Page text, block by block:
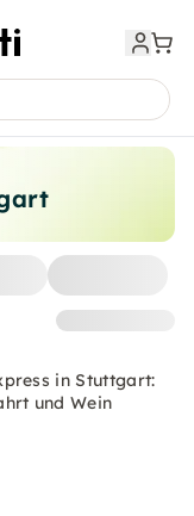
in Stuttgart:
und Wein